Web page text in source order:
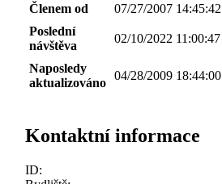
Členem od
07/27/2007 14:45:42
Poslední
návštěva
02/10/2022 11:00:47
Naposledy
aktualizováno
04/28/2009 18:44:00
Kontaktní informace
ID: